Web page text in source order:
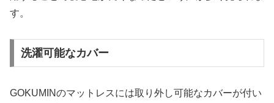
す。
洗濯可能なカバー
GOKUMINのマットレスには取り外し可能なカバーが付い